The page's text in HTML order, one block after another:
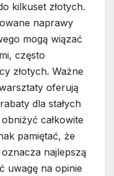
kilkuset złotych.
naprawy
mogą wiązać
często
złotych. Ważne
oferują
dla stałych
całkowite
pamiętać, że
najlepszą
uwagę na opinie